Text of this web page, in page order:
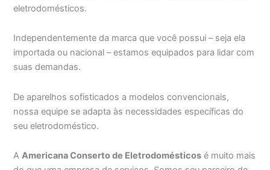
eletrodomésticos.
Independentemente da marca que você possui – seja ela
importada ou nacional – estamos equipados para lidar com
suas demandas.
De aparelhos sofisticados a modelos convencionais,
nossa equipe se adapta às necessidades específicas do
seu eletrodoméstico.
AAmericana Conserto de Eletrodomésticos é muito mais